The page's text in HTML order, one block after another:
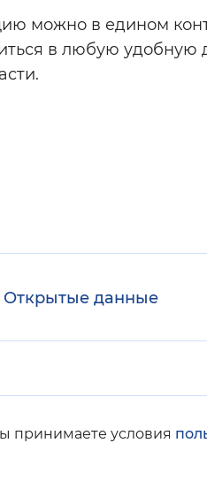
можно в едином
в любую удобную
принимаете условия
Открытые данные